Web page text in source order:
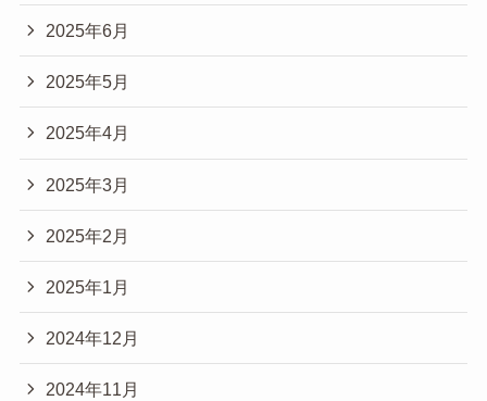
2025年6月
2025年5月
2025年4月
2025年3月
2025年2月
2025年1月
2024年12月
2024年11月